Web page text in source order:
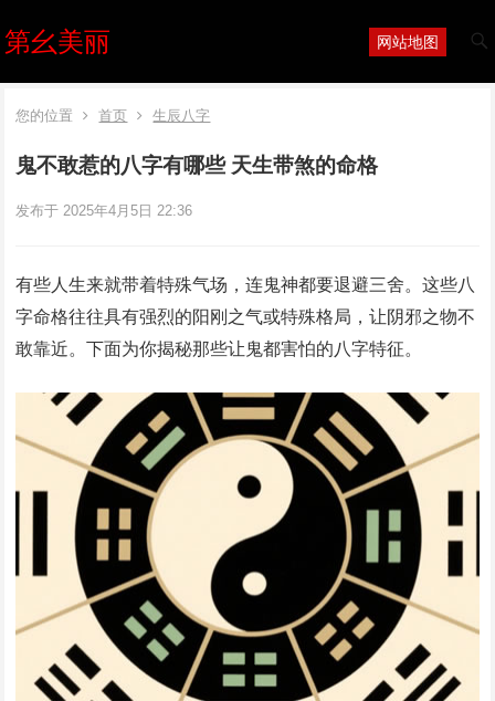
第幺美丽 网站地图
您的位置 首页 生辰八字
鬼不敢惹的八字有哪些 天生带煞的命格
发布于 2025年4月5日 22:36
有些人生来就带着特殊气场，连鬼神都要退避三舍。这些八
字命格往往具有强烈的阳刚之气或特殊格局，让阴邪之物不
敢靠近。下面为你揭秘那些让鬼都害怕的八字特征。